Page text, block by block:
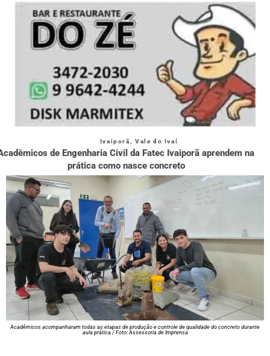
Ivaiporã Vale do Ivaí
de Engenharia Civil da Fatec Ivaiporã aprendem na
prática como nasce concreto
Acadêmicos acompanharam todas as etapas de produção e controle de qualidade do concreto durante
aula prática / Foto: Assessoria de Imprensa